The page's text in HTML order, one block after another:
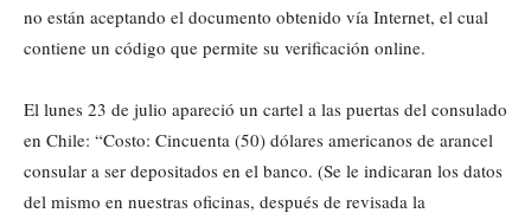
no están aceptando el documento obtenido vía Internet, el cual
contiene un código que permite su verificación online.
El lunes 23 de julio apareció un cartel a las puertas del consulado
en Chile: “Costo: Cincuenta (50) dólares americanos de arancel
consular a ser depositados en el banco. (Se le indicaran los datos
del mismo en nuestras oficinas, después de revisada la